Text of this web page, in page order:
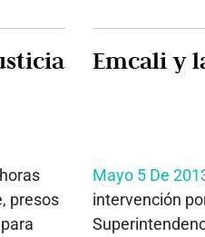
la justicia
presos
Mayo 5 De
intervención